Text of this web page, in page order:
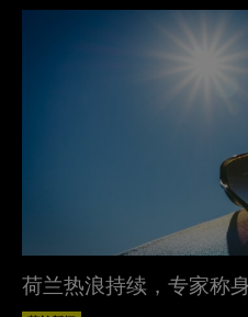
荷兰热浪持续，专家称